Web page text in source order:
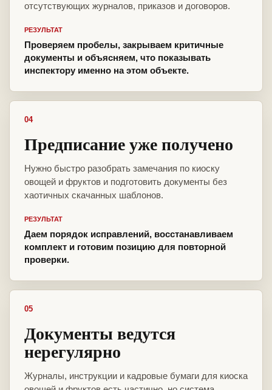
отсутствующих журналов, приказов и договоров.
РЕЗУЛЬТАТ
Проверяем пробелы, закрываем критичные
документы и объясняем, что показывать
инспектору именно на этом объекте.
04
Предписание уже получено
Нужно быстро разобрать замечания по киоску
овощей и фруктов и подготовить документы без
хаотичных скачанных шаблонов.
РЕЗУЛЬТАТ
Даем порядок исправлений, восстанавливаем
комплект и готовим позицию для повторной
проверки.
05
Документы ведутся
нерегулярно
Журналы, инструкции и кадровые бумаги для киоска